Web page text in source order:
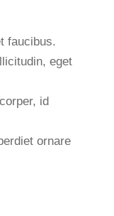
faucibus.
eget
id
ornare